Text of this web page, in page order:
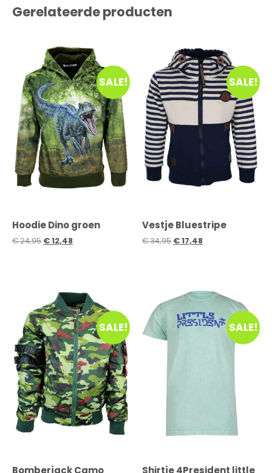
Gerelateerde producten
SALE!
Hoodie Dino groen
€24,95 €12,48
SALE!
Vestje Bluestripe
€34,95 €17,48
SALE!
Bomberjack Camo
SALE!
Shirtje 4President little